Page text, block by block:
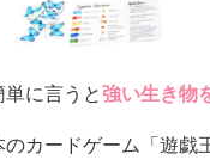
に言うと強い生き物
カードゲーム「遊